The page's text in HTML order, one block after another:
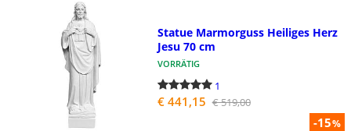
-15%
Statue Marmorguss Heiliges Herz
Jesu 70 cm
VORRÄTIG
1
€ 441,15 € 519,00